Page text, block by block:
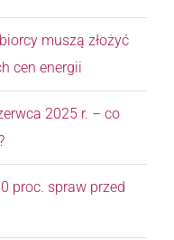
muszą złożyć
cen energii
2025 r. – co
proc. spraw przed